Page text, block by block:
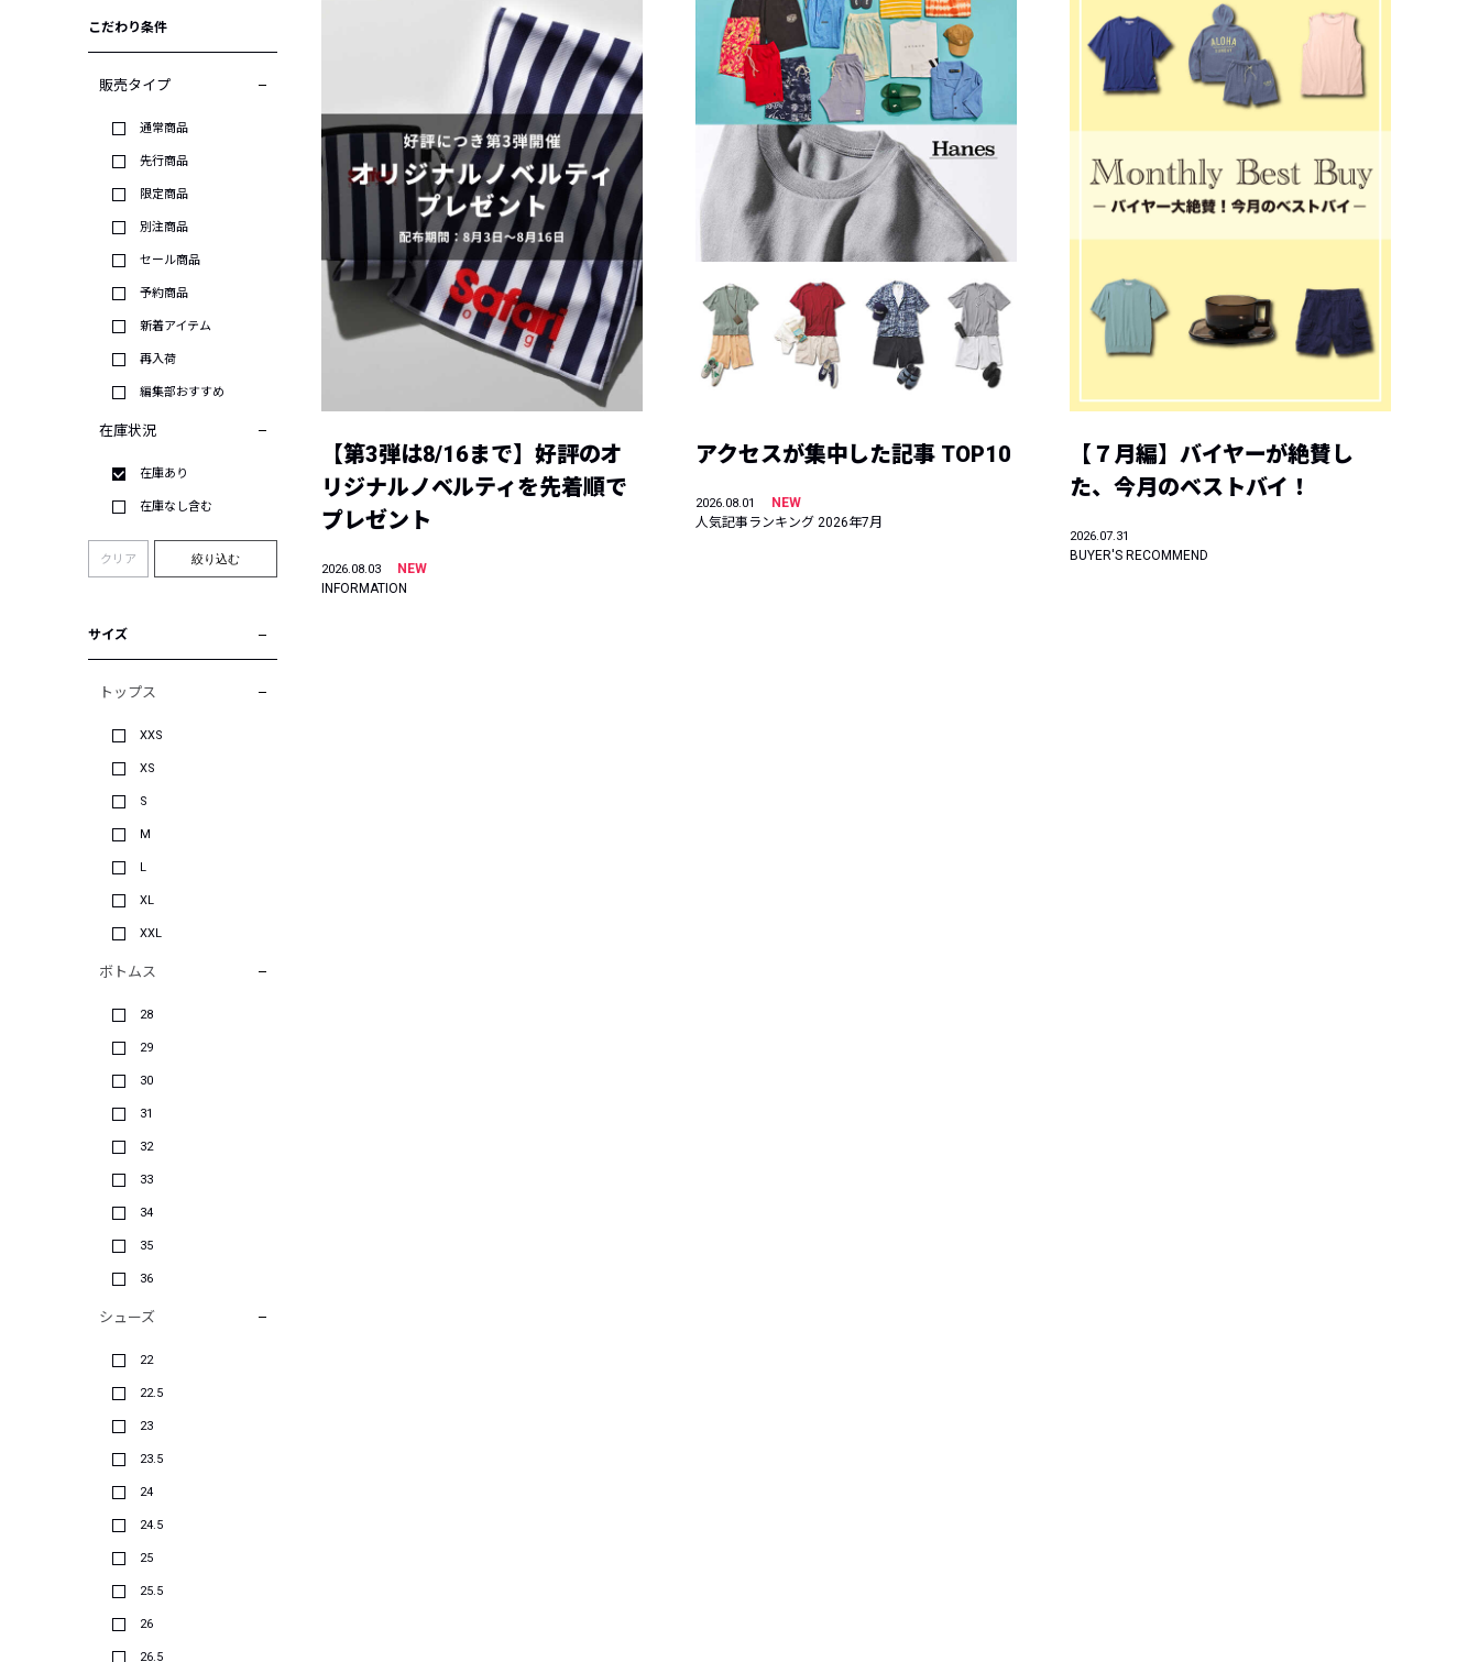
こだわり条件
販売タイプ
通常商品
先行商品
限定商品
別注商品
セール商品
予約商品
新着アイテム
再入荷
編集部おすすめ
在庫状況
在庫あり
在庫なし含む
クリア 絞り込む
サイズ
トップス
XXS
XS
S
M
L
XL
XXL
ボトムス
28
29
30
31
32
33
34
35
36
シューズ
22
22.5
23
23.5
24
24.5
25
25.5
26
26.5
【第3弾は8/16まで】好評のオ
リジナルノベルティを先着順で
プレゼント
2026.08.03
NEW
INFORMATION
アクセスが集中した記事 TOP10
2026.08.01
NEW
人気記事ランキング 2026年7月
【７月編】バイヤーが絶賛し
た、今月のベストバイ！
2026.07.31
BUYER'S RECOMMEND